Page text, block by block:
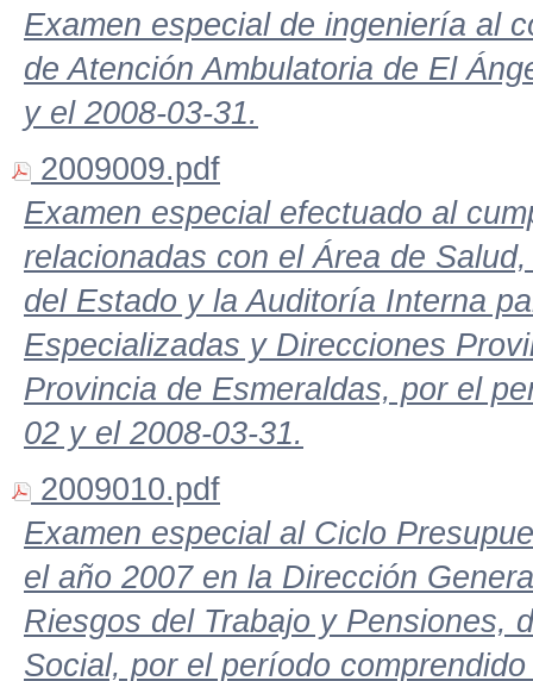
Examen especial de ingeniería al
de Atención Ambulatoria de El
y el 2008-03-31.
2009009.pdf
Examen especial efectuado al
relacionadas con el Área de
del Estado y la Auditoría Interna
Especializadas y Direcciones
Provincia de Esmeraldas, por el
02 y el 2008-03-31.
2009010.pdf
Examen especial al Ciclo
el año 2007 en la Dirección
Riesgos del Trabajo y Pensiones,
Social, por el período